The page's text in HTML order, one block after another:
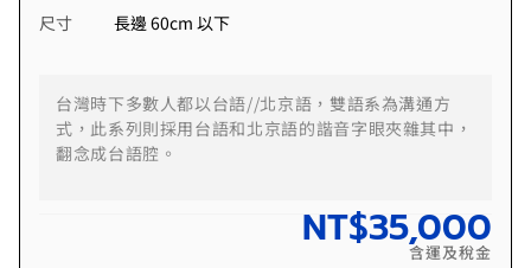
尺寸 長邊 60cm 以下
台灣時下多數人都以台語//北京語，雙語系為溝通方
式，此系列則採用台語和北京語的諧音字眼夾雜其中，
翻念成台語腔。
NT$35,000
含運及稅金